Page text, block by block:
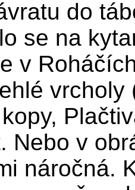
do
se na
v
Nebo v
náročná.